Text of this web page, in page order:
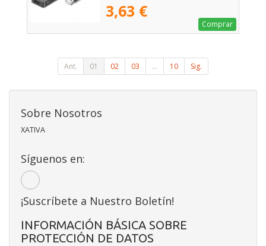
3,63 €
Comprar
Ant. 01 02 03 ... 10 Sig.
Sobre Nosotros
XATIVA
Síguenos en:
¡Suscríbete a Nuestro Boletín!
INFORMACIÓN BÁSICA SOBRE
PROTECCIÓN DE DATOS